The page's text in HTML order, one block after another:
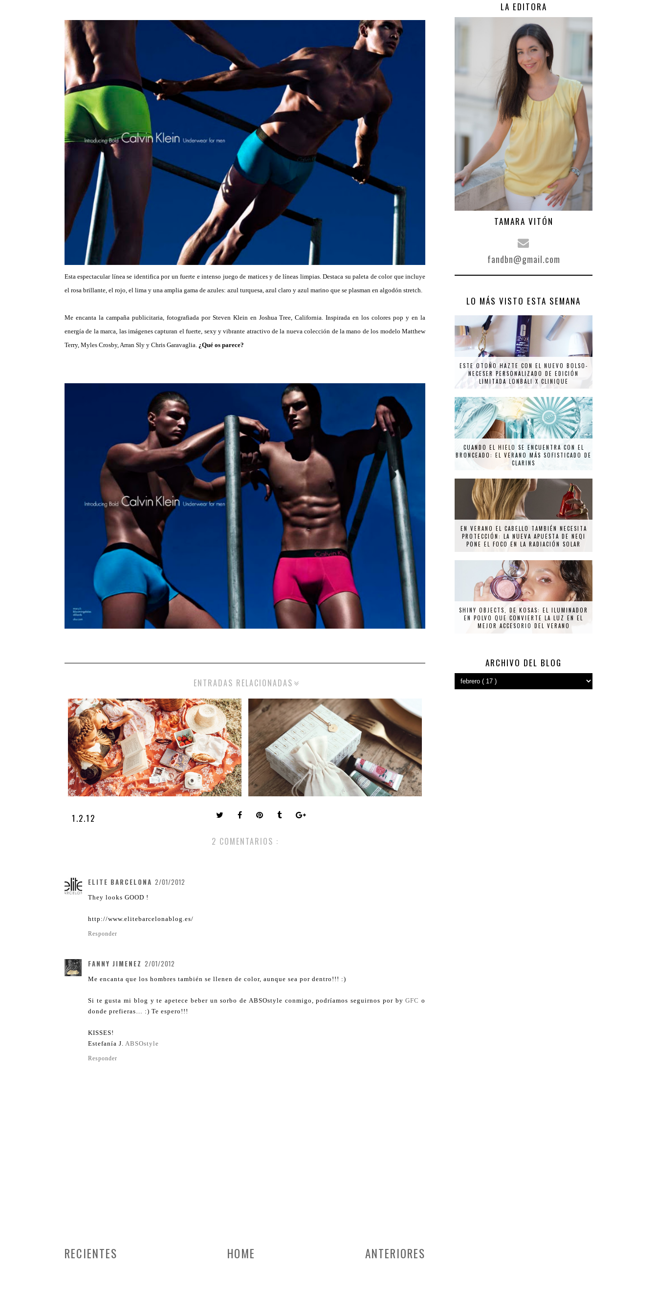
Esta espectacular línea se identifica por un fuerte e intenso juego de matices y de líneas limpias. Destaca su paleta de color que incluye
el rosa brillante, el rojo, el lima y una amplia gama de azules: azul turquesa, azul claro y azul marino que se plasman en algodón stretch.
Me encanta la campaña publicitaria, fotografiada por Steven Klein en Joshua Tree, California. Inspirada en los colores pop y en la
energía de la marca, las imágenes capturan el fuerte, sexy y vibrante atractivo de la nueva colección de la mano de los modelo Matthew
Terry, Myles Crosby, Arran Sly y Chris Garavaglia. ¿Qué os parece?
ENTRADAS RELACIONADAS
1.2.12
2 COMENTARIOS :
ELITE BARCELONA 2/01/2012
They looks GOOD !
http://www.elitebarcelonablog.es/
Responder
FANNY JIMENEZ 2/01/2012
Me encanta que los hombres también se llenen de color, aunque sea por dentro!!! :)
Si te gusta mi blog y te apetece beber un sorbo de ABSOstyle conmigo, podríamos seguirnos por byGFC o
donde prefieras… :) Te espero!!!
KISSES!
Estefanía J. ABSOstyle
Responder
RECIENTES ANTERIORES
HOME
LA EDITORA
TAMARA VITÓN
fandbn@gmail.com
LO MÁS VISTO ESTA SEMANA
ESTE OTOÑO HAZTE CON EL NUEVO BOLSO-
NECESER PERSONALIZADO DE EDICIÓN
LIMITADA LONBALI X CLINIQUE
CUANDO EL HIELO SE ENCUENTRA CON EL
BRONCEADO: EL VERANO MÁS SOFISTICADO DE
CLARINS
EN VERANO EL CABELLO TAMBIÉN NECESITA
PROTECCIÓN: LA NUEVA APUESTA DE NEQI
PONE EL FOCO EN LA RADIACIÓN SOLAR
SHINY OBJECTS, DE KOSAS: EL ILUMINADOR
EN POLVO QUE CONVIERTE LA LUZ EN EL
MEJOR ACCESORIO DEL VERANO
ARCHIVO DEL BLOG